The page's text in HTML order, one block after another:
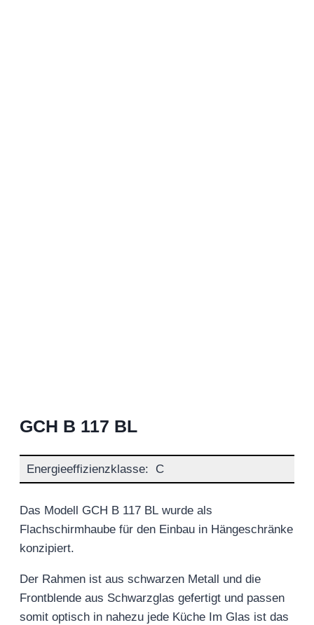
GCH B 117 BL
Energieeffizienzklasse: C
Das Modell GCH B 117 BL wurde als
Flachschirmhaube für den Einbau in Hängeschränke
konzipiert.
Der Rahmen ist aus schwarzen Metall und die
Frontblende aus Schwarzglas gefertigt und passen
somit optisch in nahezu jede Küche Im Glas ist das